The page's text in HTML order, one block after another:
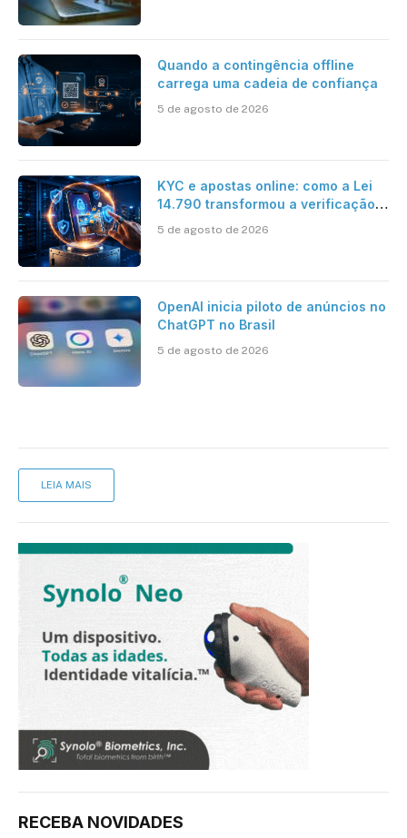
Quando a contingência offline
carrega uma cadeia de confiança
5 de agosto de 2026
KYC e apostas online: como a Lei
14.790 transformou a verificação
brasileiro
5 de agosto de 2026
OpenAI inicia piloto de anúncios no
ChatGPT no Brasil
5 de agosto de 2026
LEIA MAIS
RECEBA NOVIDADES